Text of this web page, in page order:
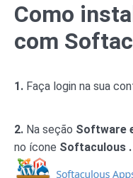
Como
com
1. Faça login na sua
2. Na seção Software
no ícone Softaculous .